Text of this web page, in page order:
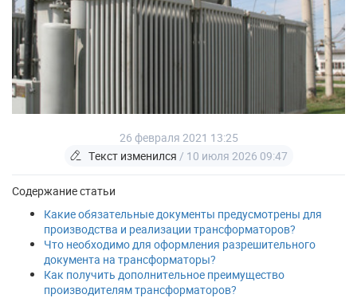
26 февраля 2021 13:25
Текст изменился / 10 июля 2026 09:47
Содержание статьи
Какие обязательные документы предусмотрены для
производства и реализации трансформаторов?
Что необходимо для оформления разрешительного
документа на трансформаторы?
Как получить дополнительное преимущество
производителям трансформаторов?